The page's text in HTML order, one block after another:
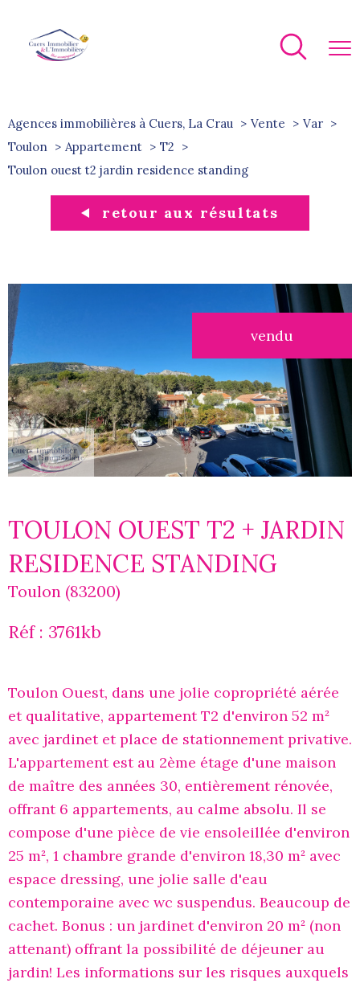
Agences immobilières à Cuers, La Crau Vente
Var
Toulon
Appartement
T2
toulon ouest t2 jardin residence standing
retour aux résultats
vendu
TOULON OUEST T2 + JARDIN
RESIDENCE STANDING
Toulon (83200)
Réf : 3761kb
Toulon Ouest, dans une jolie copropriété aérée
et qualitative, appartement T2 d'environ 52 m²
avec jardinet et place de stationnement privative.
L'appartement est au 2ème étage d'une maison
de maître des années 30, entièrement rénovée,
offrant 6 appartements, au calme absolu. Il se
compose d'une pièce de vie ensoleillée d'environ
25 m², 1 chambre grande d'environ 18,30 m² avec
espace dressing, une jolie salle d'eau
contemporaine avec wc suspendus. Beaucoup de
cachet. Bonus : un jardinet d'environ 20 m² (non
attenant) offrant la possibilité de déjeuner au
jardin! Les informations sur les risques auxquels